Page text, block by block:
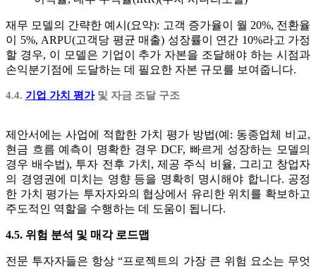
재무 모델의 간략한 예시(요약): 고객 증가율이 월 20%, 전환율
이 5%, ARPU(고객당 평균 매출) 성장률이 연간 10%라고 가정
할 경우, 이 모델은 기업이 추가 자본을 조달해야 하는 시점과
손익분기점에 도달하는 데 필요한 자본 규모를 보여줍니다.
4.4. 기업 가치 평가및 자금 조달 구조
제안서에는 사업에 적합한 가치 평가 방법(예: 동종업체 비교,
현금 흐름 예측이 명확한 경우 DCF, 빠르게 성장하는 모델의
경우 배수법), 투자 전후 가치, 제공 주식 비율, 그리고 창업자
의 경영권에 미치는 영향 등을 명확히 명시해야 합니다. 공정
한 가치 평가는 투자자와의 협상에서 유리한 위치를 확보하고
주도적인 역할을 수행하는 데 도움이 됩니다.
4.5. 위험 분석 및 매각 로드맵
전문 투자자들은 항상 “프로젝트의 가장 큰 위험 요소는 무엇